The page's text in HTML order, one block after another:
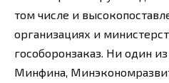
том числе и
организациях и
гособоронзаказ. Ни один
Минфина,